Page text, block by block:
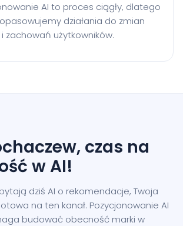
AI to proces ciągły, dlatego
działania do zmian
zachowań użytkowników.
czas na
w AI!
dziś AI o rekomendacje, Twoja
na ten kanał. Pozycjonowanie AI
budować obecność marki w